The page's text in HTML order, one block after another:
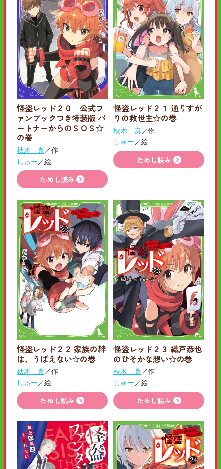
怪盗レッド２０ 公式フ
ァンブックつき特装版 パ
ートナーからのＳＯＳ☆
の巻
秋木 真／作
しゅー ／絵
ためし読み
怪盗レッド２１ 通りすが
りの救世主☆の巻
秋木 真／作
しゅー ／絵
ためし読み
怪盗レッド２２ 家族の絆
は、うばえない☆の巻
秋木 真／作
しゅー ／絵
ためし読み
怪盗レッド２３ 織戸恭也
のひそかな想い☆の巻
秋木 真／作
しゅー ／絵
ためし読み